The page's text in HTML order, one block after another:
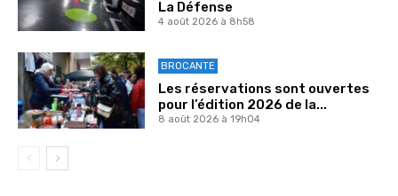
La Défense
4 août 2026 à 8h58
BROCANTE
Les réservations sont ouvertes
pour l’édition 2026 de la...
8 août 2026 à 19h04